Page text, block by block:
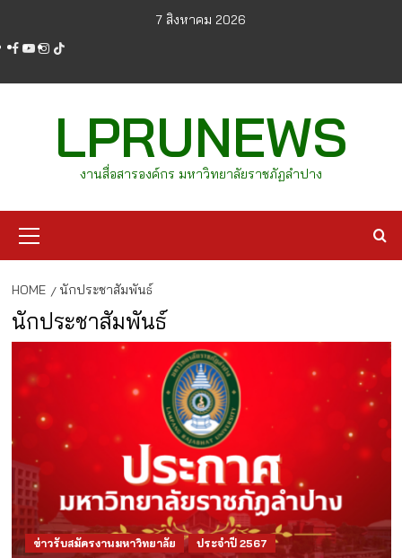
content
7 สิงหาคม 2026
facebook
youtube
instagram
tiktok
LPRUNEWS
งานสื่อสารองค์กร มหาวิทยาลัยราชภัฏลำปาง
Menu
HOME นักประชาสัมพันธ์
นักประชาสัมพันธ์
ข่าวรับสมัครงานมหาวิทยาลัย ประจำปี 2567